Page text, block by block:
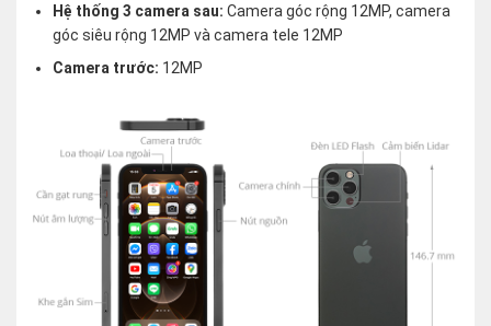
Hệ thống 3 camera sau: Camera góc rộng 12MP, camera
góc siêu rộng 12MP và camera tele 12MP
Camera trước: 12MP